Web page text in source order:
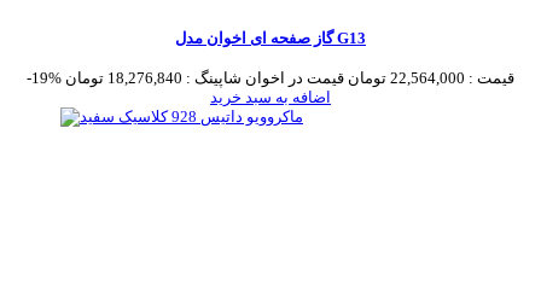
گاز صفحه ای اخوان مدل G13
-19% قیمت : 22,564,000 تومان قیمت در اخوان شاپینگ : 18,276,840 تومان
اضافه به سبد خرید